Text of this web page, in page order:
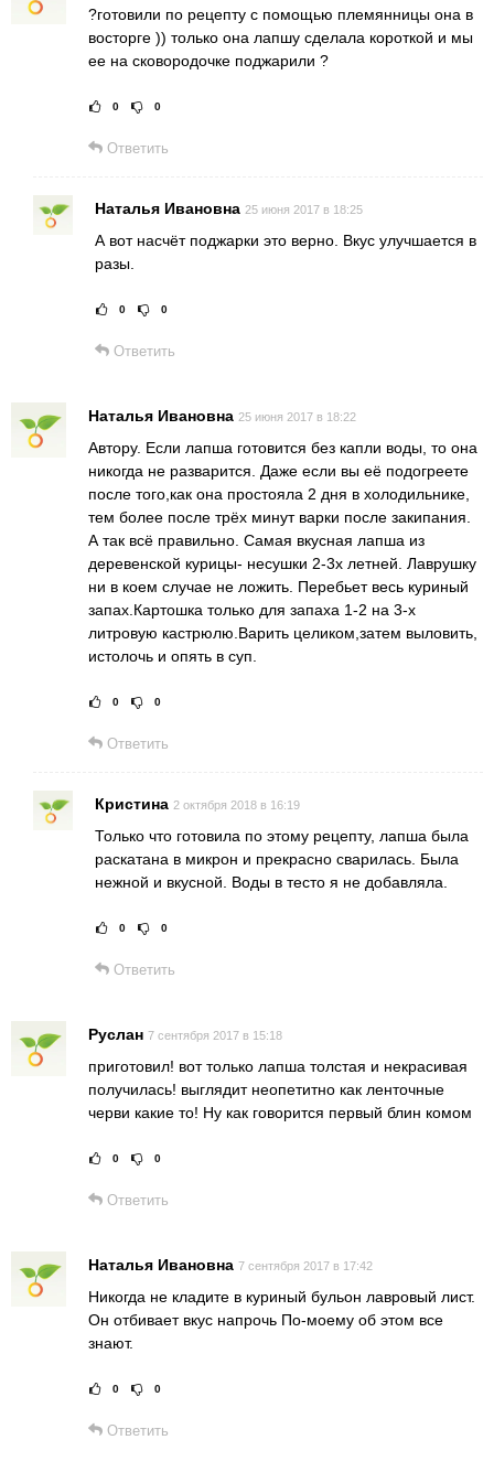
?готовили по рецепту с помощью племянницы она в
восторге )) только она лапшу сделала короткой и мы
ее на сковородочке поджарили ?
Рейтинг статьи:
0 0
Ответить
Наталья Ивановна 25 июня 2017 в 18:25
А вот насчёт поджарки это верно. Вкус улучшается в
разы.
Рейтинг статьи:
0 0
Ответить
Наталья Ивановна 25 июня 2017 в 18:22
Автору. Если лапша готовится без капли воды, то она
никогда не разварится. Даже если вы её подогреете
после того,как она простояла 2 дня в холодильнике,
тем более после трёх минут варки после закипания.
А так всё правильно. Самая вкусная лапша из
деревенской курицы- несушки 2-3х летней. Лаврушку
ни в коем случае не ложить. Перебьет весь куриный
запах.Картошка только для запаха 1-2 на 3-х
литровую кастрюлю.Варить целиком,затем выловить,
истолочь и опять в суп.
Рейтинг статьи:
0 0
Ответить
Кристина 2 октября 2018 в 16:19
Только что готовила по этому рецепту, лапша была
раскатана в микрон и прекрасно сварилась. Была
нежной и вкусной. Воды в тесто я не добавляла.
Рейтинг статьи:
0 0
Ответить
Руслан 7 сентября 2017 в 15:18
приготовил! вот только лапша толстая и некрасивая
получилась! выглядит неопетитно как ленточные
черви какие то! Ну как говорится первый блин комом
Рейтинг статьи:
0 0
Ответить
Наталья Ивановна 7 сентября 2017 в 17:42
Никогда не кладите в куриный бульон лавровый лист.
Он отбивает вкус напрочь По-моему об этом все
знают.
Рейтинг статьи:
0 0
Ответить